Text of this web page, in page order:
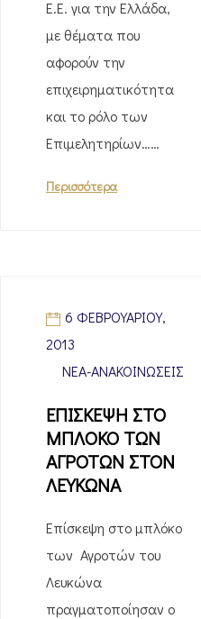
Ε.Ε. για την Ελλάδα,
με θέματα που
αφορούν την
επιχειρηματικότητα
και το ρόλο των
Επιμελητηρίων……
Περισσότερα
6 ΦΕΒΡΟΥΑΡΊΟΥ,
2013
ΝΈΑ-ΑΝΑΚΟΙΝΏΣΕΙΣ
ΕΠΙΣΚΕΨΗ ΣΤΟ
ΜΠΛΟΚΟ ΤΩΝ
ΑΓΡΟΤΩΝ ΣΤΟΝ
ΛΕΥΚΩΝΑ
Επίσκεψη στο μπλόκο
των Αγροτών του
Λευκώνα
πραγματοποίησαν ο